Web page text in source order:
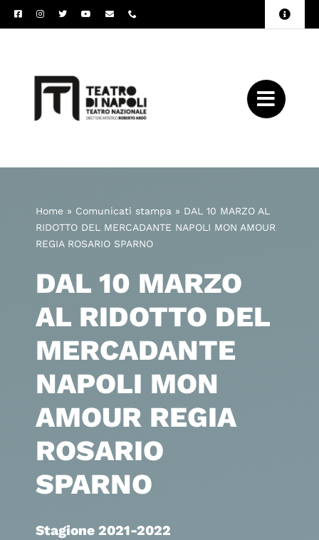
Salta
al
Toggle
Home» Comunicati stampa » DAL 10 MARZO AL
RIDOTTO DEL MERCADANTE NAPOLI MON AMOUR
REGIA ROSARIO SPARNO
DAL 10 MARZO
AL RIDOTTO DEL
MERCADANTE
NAPOLI MON
AMOUR REGIA
ROSARIO
SPARNO
Stagione 2021-2022